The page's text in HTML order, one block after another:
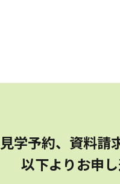
見学予約、資料請
以下よりお申し